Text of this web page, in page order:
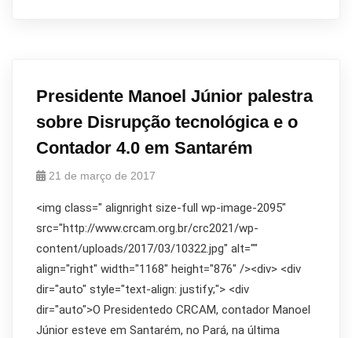
Presidente Manoel Júnior palestra
sobre Disrupção tecnológica e o
Contador 4.0 em Santarém
21 de março de 2017
<img class=" alignright size-full wp-image-2095"
src="http://www.crcam.org.br/crc2021/wp-
content/uploads/2017/03/10322.jpg" alt=""
align="right" width="1168" height="876" /><div> <div
dir="auto" style="text-align: justify;"> <div
dir="auto">O Presidentedo CRCAM, contador Manoel
Júnior esteve em Santarém, no Pará, na última